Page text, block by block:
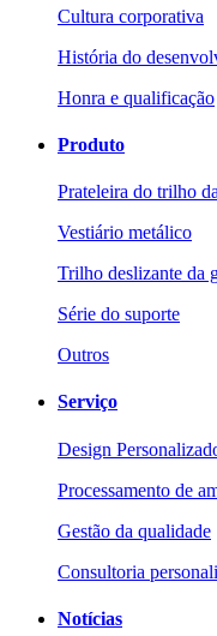
Cultura corporativa
História do
Honra e qualificação
Produto
Prateleira do trilho
Vestiário metálico
Trilho deslizante da
Série do suporte
Outros
Serviço
Design
Processamento de
Gestão da qualidade
Consultoria
Notícias